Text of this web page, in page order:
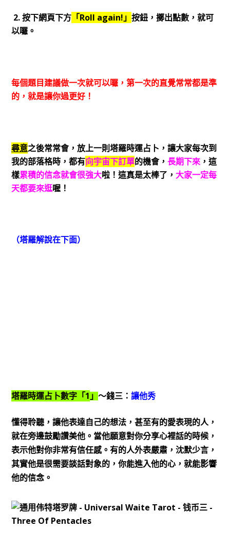
2. 按下網頁下方「Roll again!」 按鈕，擲出點數，就可
以囉。
每個題目建議做一次就可以囉，第一次的直覺常常都是準
的，就是讓你過更好！
尋意之後常常會，放上一則塔羅時運占卜，讓大家每次到
我的部落格時，都有向宇宙下訂單的機會， 長期下來，這
樣累積的信念就會很強大啦！這真是太棒了， 大家一定每
天都要來逛喔！
（塔羅解說在下面）
塔羅時運占卜數字「1 」 ～錢三： 讓他秀
懂得聆聽，讓他表達自己的想法，甚至有的愛表現的人，
就在旁邊鼓勵讚美他。當他願意對你分享心裡話的時候，
表示他對你非常有信任感。有的人外表嚴肅，沈默少言，
其實他是很需要談話對象的，你能進入他的心，就能影響
他的信念。